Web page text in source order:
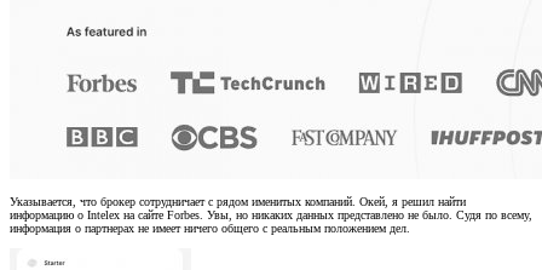
Указывается, что брокер сотрудничает с рядом именитых компаний. Окей, я решил найти
информацию о Intelex на сайте Forbes. Увы, но никаких данных представлено не было. Судя по всему,
информация о партнерах не имеет ничего общего с реальным положением дел.